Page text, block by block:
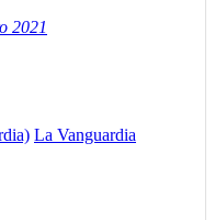
2021
La Vanguardia